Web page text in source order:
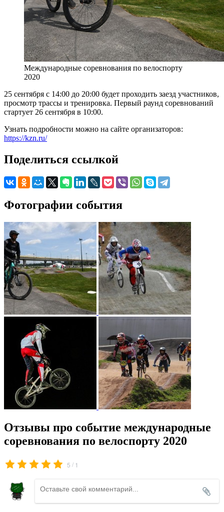
Международные соревнования по велоспорту
2020
25 сентября с 14:00 до 20:00 будет проходить заезд участников,
просмотр трассы и тренировка. Первый раунд соревнований
стартует 26 сентября в 10:00.
Узнать подробности можно на сайте организаторов:
https://kzn.ru/
Поделиться ссылкой
Фотографии события
Отзывы про событие международные
соревнования по велоспорту 2020
5 / 1